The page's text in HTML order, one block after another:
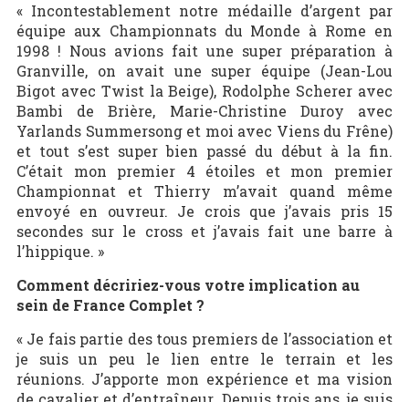
« Incontestablement notre médaille d’argent par
équipe aux Championnats du Monde à Rome en
1998 ! Nous avions fait une super préparation à
Granville, on avait une super équipe (Jean-Lou
Bigot avec Twist la Beige), Rodolphe Scherer avec
Bambi de Brière, Marie-Christine Duroy avec
Yarlands Summersong et moi avec Viens du Frêne)
et tout s’est super bien passé du début à la fin.
C’était mon premier 4 étoiles et mon premier
Championnat et Thierry m’avait quand même
envoyé en ouvreur. Je crois que j’avais pris 15
secondes sur le cross et j’avais fait une barre à
l’hippique. »
Comment décririez-vous votre implication au
sein de France Complet ?
« Je fais partie des tous premiers de l’association et
je suis un peu le lien entre le terrain et les
réunions. J’apporte mon expérience et ma vision